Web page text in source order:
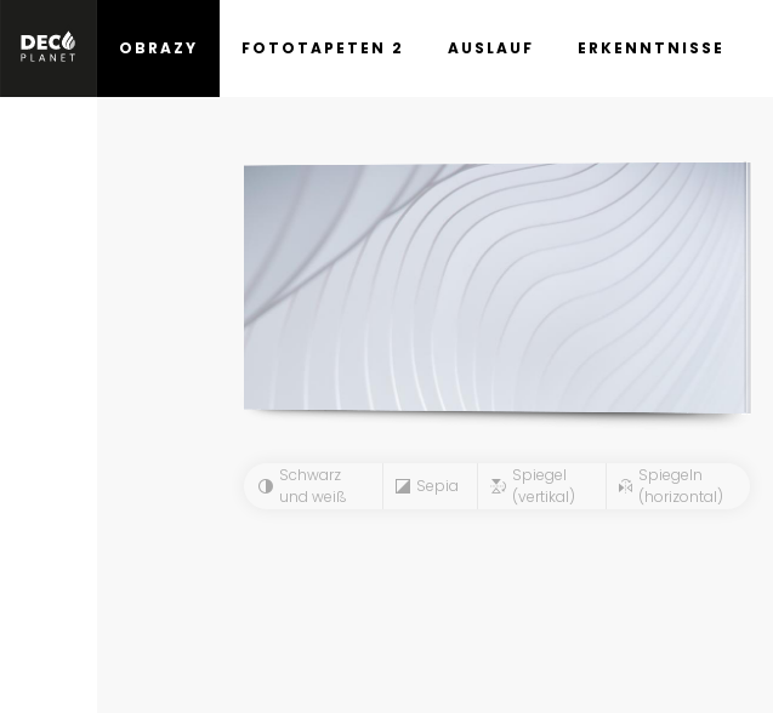
OBRAZY FOTOTAPETEN 2 AUSLAUF ERKENNTNISSE
Schwarz
und weiß
Sepia
Spiegel
(vertikal)
Spiegeln
(horizontal)